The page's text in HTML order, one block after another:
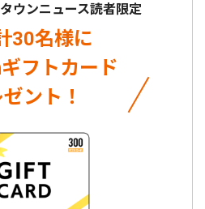
ウンニュース読者限定
30名様に
フトカード
ント！